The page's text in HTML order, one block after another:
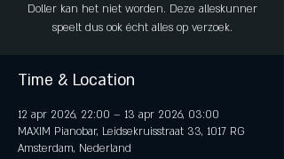
Doller kan het niet worden. Deze alleskunner
speelt dus ook écht alles op verzoek.
Time & Location
12 apr 2026, 22:00 – 13 apr 2026, 03:00
MAXIM Pianobar, Leidsekruisstraat 33, 1017 RG
Amsterdam, Nederland